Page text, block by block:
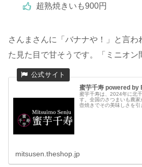
超熟焼きいも900円
さんまさんに「バナナや！」と言わ
た見た目で甘そうです。「ミニオン
蜜芋千寿 powered by
蜜芋千寿は、2024年に北
す。全国のさつまいも農
壺焼きでその美味しさを
mitsusen.theshop.jp